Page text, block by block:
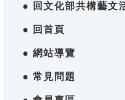
● 回文化部共構藝文
● 回首頁
● 網站導覽
● 常見問題